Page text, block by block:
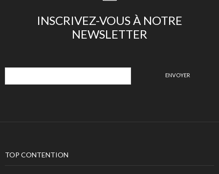
INSCRIVEZ-VOUS À NOTRE
NEWSLETTER
TOP CONTENTION